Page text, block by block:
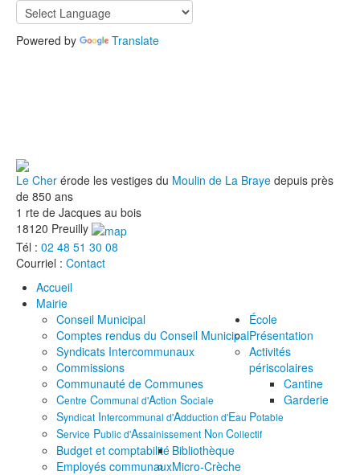
Powered by Translate
Le Cher érode les vestiges du Moulin de La Braye depuis près
de 850 ans
1 rte de Jacques au bois
18120 Preuilly
Tél : 02 48 51 30 08
Courriel : Contact
Accueil
Mairie
Conseil Municipal
Comptes rendus du Conseil Municipal
Syndicats Intercommunaux
Commissions
Communauté de Communes
Centre Communal d'Action Sociale
Syndicat Intercommunal d'Adduction d'Eau Potable
Service Public d'Assainissement Non Collectif
Budget et comptabilité
Employés communaux
École
Présentation
Activités
périscolaires
Cantine
Garderie
Bibliothèque
Micro-Crèche